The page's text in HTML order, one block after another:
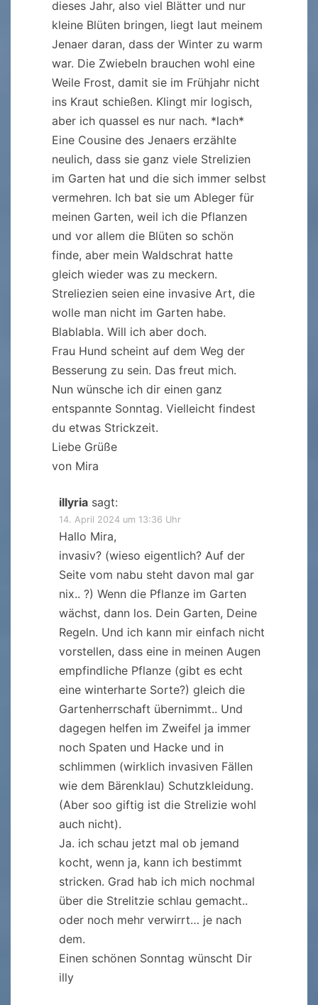
dieses Jahr, also viel Blätter und nur
kleine Blüten bringen, liegt laut meinem
Jenaer daran, dass der Winter zu warm
war. Die Zwiebeln brauchen wohl eine
Weile Frost, damit sie im Frühjahr nicht
ins Kraut schießen. Klingt mir logisch,
aber ich quassel es nur nach. *lach*
Eine Cousine des Jenaers erzählte
neulich, dass sie ganz viele Strelizien
im Garten hat und die sich immer selbst
vermehren. Ich bat sie um Ableger für
meinen Garten, weil ich die Pflanzen
und vor allem die Blüten so schön
finde, aber mein Waldschrat hatte
gleich wieder was zu meckern.
Streliezien seien eine invasive Art, die
wolle man nicht im Garten habe.
Blablabla. Will ich aber doch.
Frau Hund scheint auf dem Weg der
Besserung zu sein. Das freut mich.
Nun wünsche ich dir einen ganz
entspannte Sonntag. Vielleicht findest
du etwas Strickzeit.
Liebe Grüße
von Mira
illyria sagt:
14. April 2024 um 13:36 Uhr
Hallo Mira,
invasiv? (wieso eigentlich? Auf der
Seite vom nabu steht davon mal gar
nix.. ?) Wenn die Pflanze im Garten
wächst, dann los. Dein Garten, Deine
Regeln. Und ich kann mir einfach nicht
vorstellen, dass eine in meinen Augen
empfindliche Pflanze (gibt es echt
eine winterharte Sorte?) gleich die
Gartenherrschaft übernimmt.. Und
dagegen helfen im Zweifel ja immer
noch Spaten und Hacke und in
schlimmen (wirklich invasiven Fällen
wie dem Bärenklau) Schutzkleidung.
(Aber soo giftig ist die Strelizie wohl
auch nicht).
Ja. ich schau jetzt mal ob jemand
kocht, wenn ja, kann ich bestimmt
stricken. Grad hab ich mich nochmal
über die Strelitzie schlau gemacht..
oder noch mehr verwirrt… je nach
dem.
Einen schönen Sonntag wünscht Dir
illy